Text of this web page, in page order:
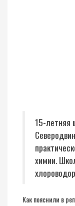
15-летняя
химии.
Как пояснили в